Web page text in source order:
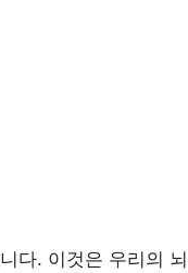
다. 이것은 우리의